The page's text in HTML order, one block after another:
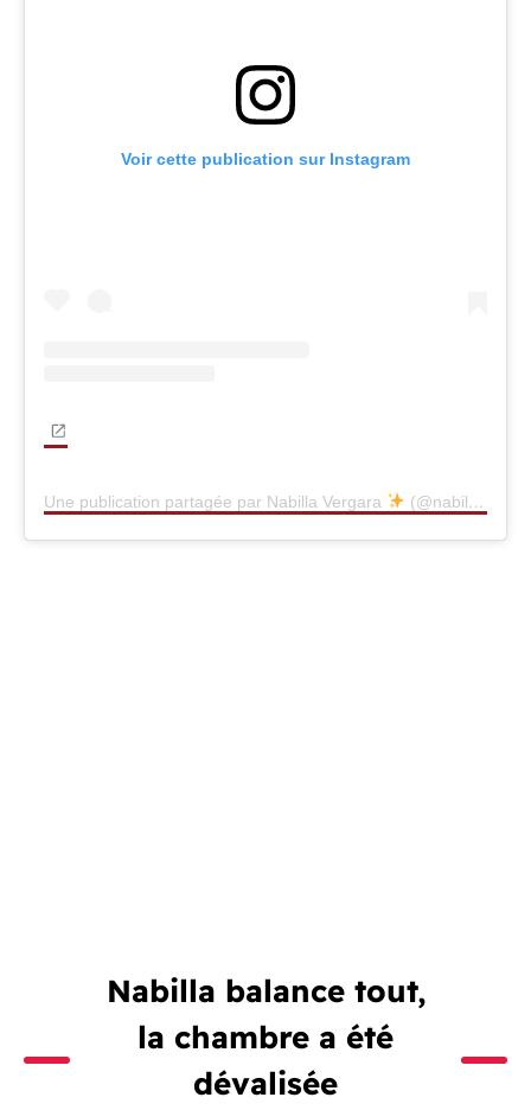
Voir cette publication sur Instagram
Une publication partagée par Nabilla Vergara (@nabilla)
Nabilla balance tout,
la chambre a été
dévalisée